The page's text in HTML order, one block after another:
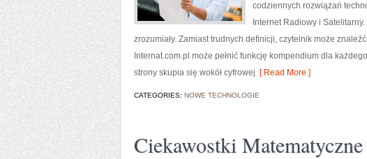
codziennych rozwiązań
Internet Radiowy i
zrozumiały. Zamiast trudnych definicji, czytelnik może
Internat.com.pl może pełnić funkcję kompendium dla
strony skupia się wokół cyfrowej [ Read More ]
CATEGORIES: NOWE TECHNOLOGIE
Ciekawostki Matematyczne